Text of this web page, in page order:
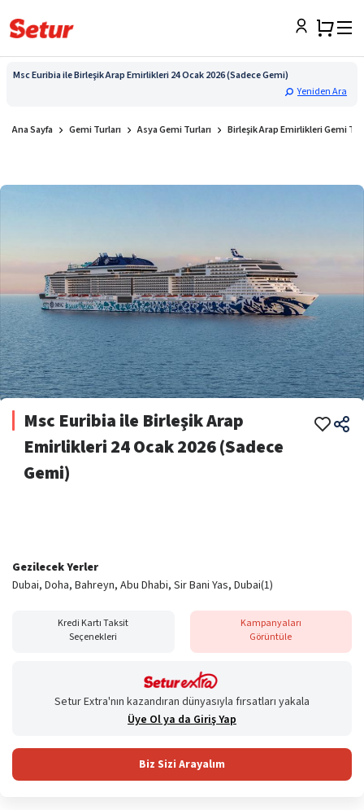
Msc Euribia ile Birleşik Arap Emirlikleri 24 Ocak 2026 (Sadece Gemi)
Yeniden Ara
Ana Sayfa Gemi Turları Asya Gemi Turları
Msc Euribia ile Birleşik Arap
Emirlikleri 24 Ocak 2026 (Sadece
Gemi)
Gezilecek Yerler
Dubai, Doha, Bahreyn, Abu Dhabi, Sir Bani Yas, Dubai(1)
Kredi Kartı Taksit
Seçenekleri
Kampanyaları
Görüntüle
Setur Extra'nın kazandıran dünyasıyla fırsatları yakala
Üye Ol ya da Giriş Yap
Biz Sizi Arayalım